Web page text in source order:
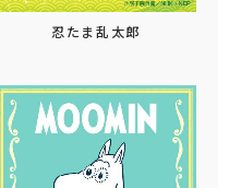
忍たま乱太郎